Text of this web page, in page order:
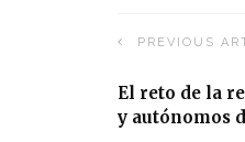
PREVIOUS
El reto de la
y autónomos